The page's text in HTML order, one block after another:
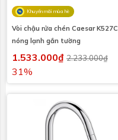
Khuyến mãi mùa hè
Vòi chậu rửa chén Caesar K527C
nóng lạnh gắn tường
1.533.000₫ 2.233.000₫
31%